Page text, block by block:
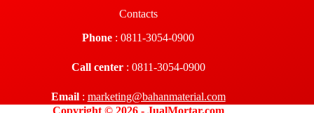
Contacts
Phone : 0811-3054-0900
Call center : 0811-3054-0900
Email: marketing@bahanmaterial.com
Copyright © 2026 - JualMortar.com